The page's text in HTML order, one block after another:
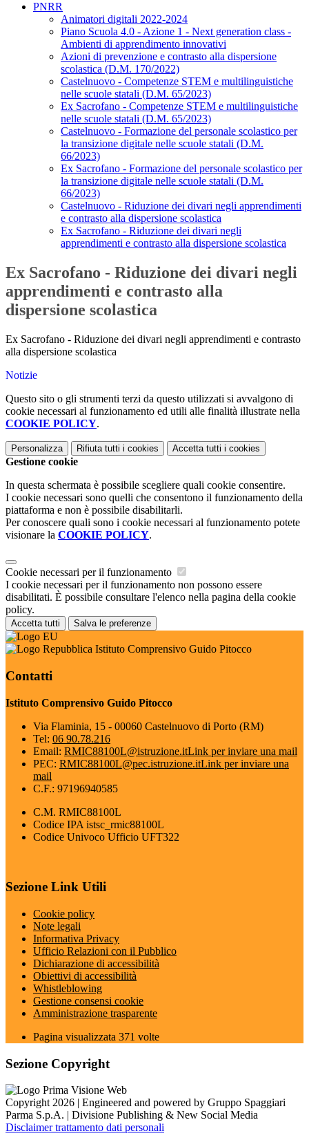
PNRR
Animatori digitali 2022-2024
Piano Scuola 4.0 - Azione 1 - Next generation class -
Ambienti di apprendimento innovativi
Azioni di prevenzione e contrasto alla dispersione
scolastica (D.M. 170/2022)
Castelnuovo - Competenze STEM e multilinguistiche
nelle scuole statali (D.M. 65/2023)
Ex Sacrofano - Competenze STEM e multilinguistiche
nelle scuole statali (D.M. 65/2023)
Castelnuovo - Formazione del personale scolastico per
la transizione digitale nelle scuole statali (D.M.
66/2023)
Ex Sacrofano - Formazione del personale scolastico per
la transizione digitale nelle scuole statali (D.M.
66/2023)
Castelnuovo - Riduzione dei divari negli apprendimenti
e contrasto alla dispersione scolastica
Ex Sacrofano - Riduzione dei divari negli
apprendimenti e contrasto alla dispersione scolastica
Ex Sacrofano - Riduzione dei divari negli
apprendimenti e contrasto alla
dispersione scolastica
Ex Sacrofano - Riduzione dei divari negli apprendimenti e contrasto
alla dispersione scolastica
Notizie
Questo sito o gli strumenti terzi da questo utilizzati si avvalgono di
cookie necessari al funzionamento ed utili alle finalità illustrate nella
COOKIE POLICY.
Personalizza Rifiuta tutti i cookies Accetta tutti i cookies
Gestione cookie
In questa schermata è possibile scegliere quali cookie consentire.
I cookie necessari sono quelli che consentono il funzionamento della
piattaforma e non è possibile disabilitarli.
Per conoscere quali sono i cookie necessari al funzionamento potete
visionare la COOKIE POLICY.
Cookie necessari per il funzionamento
I cookie necessari per il funzionamento non possono essere
disabilitati. È possibile consultare l'elenco nella pagina della cookie
policy.
Accetta tutti Salva le preferenze
Istituto Comprensivo Guido Pitocco
Contatti
Istituto Comprensivo Guido Pitocco
Via Flaminia, 15 - 00060 Castelnuovo di Porto (RM)
Tel: 06 90.78.216
Email: RMIC88100L@istruzione.itLink per inviare una mail
PEC: RMIC88100L@pec.istruzione.itLink per inviare una
mail
C.F.: 97196940585
C.M. RMIC88100L
Codice IPA istsc_rmic88100L
Codice Univoco Ufficio UFT322
Sezione Link Utili
Cookie policy
Note legali
Informativa Privacy
Ufficio Relazioni con il Pubblico
Dichiarazione di accessibilità
Obiettivi di accessibilità
Whistleblowing
Gestione consensi cookie
Amministrazione trasparente
Pagina visualizzata 371 volte
Sezione Copyright
Copyright 2026 | Engineered and powered by Gruppo Spaggiari
Parma S.p.A. | Divisione Publishing & New Social Media
Disclaimer trattamento dati personali